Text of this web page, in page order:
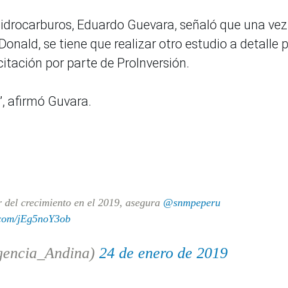
Eduardo Guevara, señaló que una
se tiene que realizar otro estudio a detalle
por parte de ProInversión.
afirmó Guvara.
crecimiento en el 2019, asegura @snmpeperu
jEg5noY3ob
24 de enero de 2019